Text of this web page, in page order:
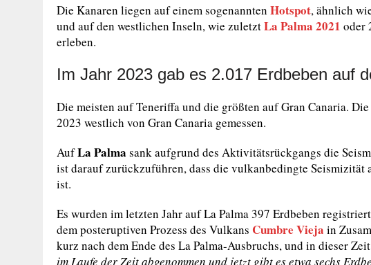
Die Kanaren liegen auf einem sogenannten Hotspot, ähnlich
und auf den westlichen Inseln, wie zuletztLa Palma 2021 oder
erleben.
Im Jahr 2023 gab es 2.017 Erdbeben auf
Die meisten auf Teneriffa und die größten auf Gran Canaria.
2023 westlich von Gran Canaria gemessen.
AufLa Palma sank aufgrund des Aktivitätsrückgangs die
ist darauf zurückzuführen, dass die vulkanbedingte Seismizität
ist.
Es wurden im letzten Jahr auf La Palma 397 Erdbeben
dem posteruptiven Prozess des Vulkans Cumbre Vieja in
kurz nach dem Ende des La Palma-Ausbruchs, und in dieser
im Laufe der Zeit abgenommen und jetzt gibt es etwa sechs